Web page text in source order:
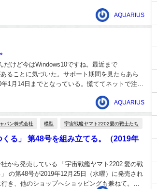
AQUARIUS
だけど今はWindows10ですね。最近まで
ることに気づいた。サポート期間を見たらあら
1月14日までとなっている。慌ててネットで注文
AQUARIUS
パン株式会社 模型 宇宙戦艦ヤマト2202愛の戦士たち
る」 第48号を組み立てる。（2019年
から発売している 「宇宙戦艦ヤマト2202 愛の戦
の第48号が2019年12月25日（水曜）に発売され
き、他のショップへショッピングも兼ねて。今